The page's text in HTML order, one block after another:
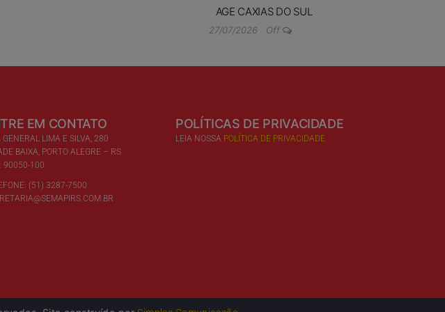
AGE CAXIAS DO SUL
27/07/2026 Off
EM CONTATO
GENERAL LIMA E SILVA, 280
BAIXA, PORTO ALEGRE – RS
90050-100
(51) 3287-7500
POLÍTICAS DE PRIVACIDADE
LEIA NOSSA POLÍTICA DE PRIVACIDADE